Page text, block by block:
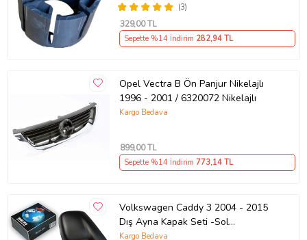
(3)
329,00 TL
Sepette %14 İndirim 282,94 TL
Opel Vectra B Ön Panjur Nikelajlı
1996 - 2001 / 6320072 Nikelajlı
Kargo Bedava
899,00 TL
Sepette %14 İndirim 773,14 TL
Volkswagen Caddy 3 2004 - 2015
Dış Ayna Kapak Seti -Sol
7E18575289 B9
Kargo Bedava